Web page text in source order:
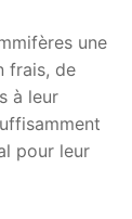
une
frais, de
à leur
pour leur